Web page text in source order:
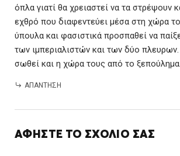
όπλα γιατί θα χρειαστεί να τα στρέψουν
εχθρό που διαφεντεύει μέσα στη χώρα
ύπουλα και φασιστικά προσπαθεί να
των ιμπεριαλιστών και των δύο
σωθεί και η χώρα τους από το ξεπούλημα.
ΑΠΆΝΤΗΣΗ
ΑΦΉΣΤΕ ΤΟ ΣΧΌΛΙΌ ΣΑΣ